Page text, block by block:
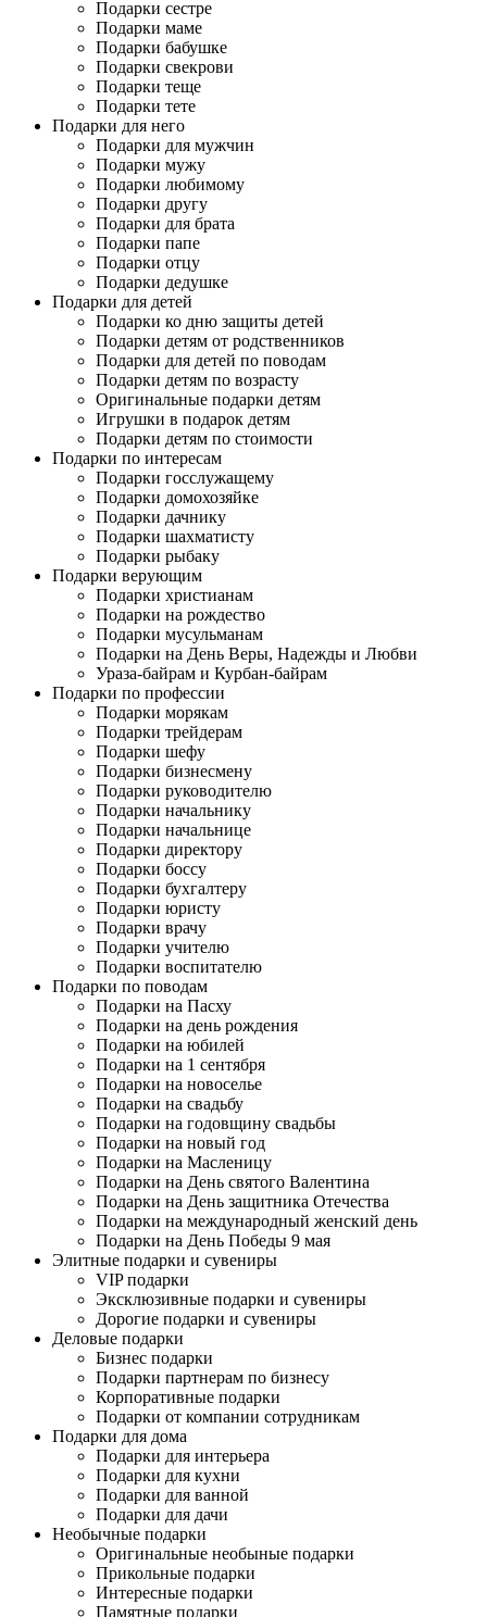
Подарки сестре
Подарки маме
Подарки бабушке
Подарки свекрови
Подарки теще
Подарки тете
Подарки для него
Подарки для мужчин
Подарки мужу
Подарки любимому
Подарки другу
Подарки для брата
Подарки папе
Подарки отцу
Подарки дедушке
Подарки для детей
Подарки ко дню защиты детей
Подарки детям от родственников
Подарки для детей по поводам
Подарки детям по возрасту
Оригинальные подарки детям
Игрушки в подарок детям
Подарки детям по стоимости
Подарки по интересам
Подарки госслужащему
Подарки домохозяйке
Подарки дачнику
Подарки шахматисту
Подарки рыбаку
Подарки верующим
Подарки христианам
Подарки на рождество
Подарки мусульманам
Подарки на День Веры, Надежды и Любви
Ураза-байрам и Курбан-байрам
Подарки по профессии
Подарки морякам
Подарки трейдерам
Подарки шефу
Подарки бизнесмену
Подарки руководителю
Подарки начальнику
Подарки начальнице
Подарки директору
Подарки боссу
Подарки бухгалтеру
Подарки юристу
Подарки врачу
Подарки учителю
Подарки воспитателю
Подарки по поводам
Подарки на Пасху
Подарки на день рождения
Подарки на юбилей
Подарки на 1 сентября
Подарки на новоселье
Подарки на свадьбу
Подарки на годовщину свадьбы
Подарки на новый год
Подарки на Масленицу
Подарки на День святого Валентина
Подарки на День защитника Отечества
Подарки на международный женский день
Подарки на День Победы 9 мая
Элитные подарки и сувениры
VIP подарки
Эксклюзивные подарки и сувениры
Дорогие подарки и сувениры
Деловые подарки
Бизнес подарки
Подарки партнерам по бизнесу
Корпоративные подарки
Подарки от компании сотрудникам
Подарки для дома
Подарки для интерьера
Подарки для кухни
Подарки для ванной
Подарки для дачи
Необычные подарки
Оригинальные необыные подарки
Прикольные подарки
Интересные подарки
Памятные подарки